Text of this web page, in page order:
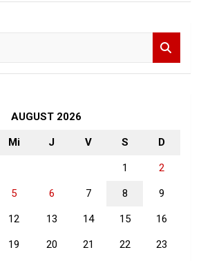
AUGUST 2026
Mi J V S D
1 2
5 6 7 8 9
12 13 14 15 16
19 20 21 22 23